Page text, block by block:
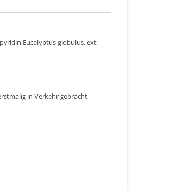
globulus, ext
in Verkehr gebracht